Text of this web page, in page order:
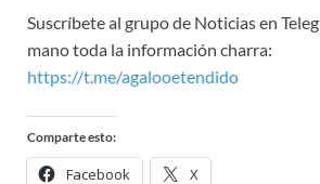
Suscríbete al grupo de Noticias en
mano toda la información charra:
https://t.me/agalooetendido
Comparte esto:
Facebook X